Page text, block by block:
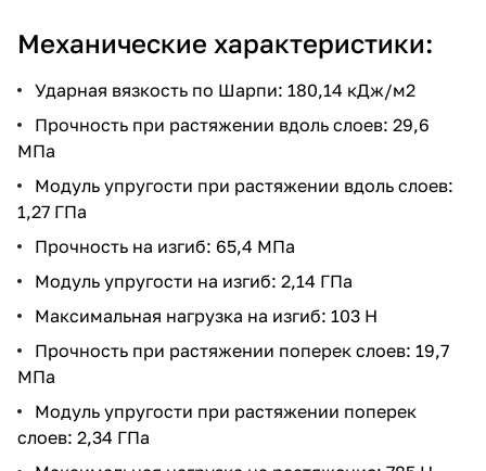
Механические характеристики:
Ударная вязкость по Шарпи: 180,14 кДж/м2
Прочность при растяжении вдоль слоев: 29,6
МПа
Модуль упругости при растяжении вдоль слоев:
1,27 ГПа
Прочность на изгиб: 65,4 МПа
Модуль упругости на изгиб: 2,14 ГПа
Максимальная нагрузка на изгиб: 103 Н
Прочность при растяжении поперек слоев: 19,7
МПа
Модуль упругости при растяжении поперек
слоев: 2,34 ГПа